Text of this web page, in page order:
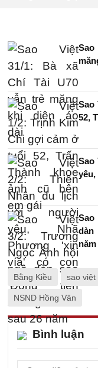
Sao
Sao
52,
Sao
năm
Bằng Kiều sao việt
NSND Hồng Vân
Bình luận